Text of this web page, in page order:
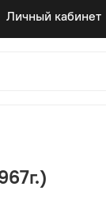
Личный кабинет